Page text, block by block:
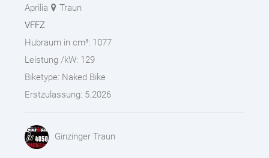
Aprilia
Traun
VFFZ
Hubraum in cm³: 1077
Leistung /kW: 129
Biketype: Naked Bike
Erstzulassung: 5.2026
Ginzinger Traun